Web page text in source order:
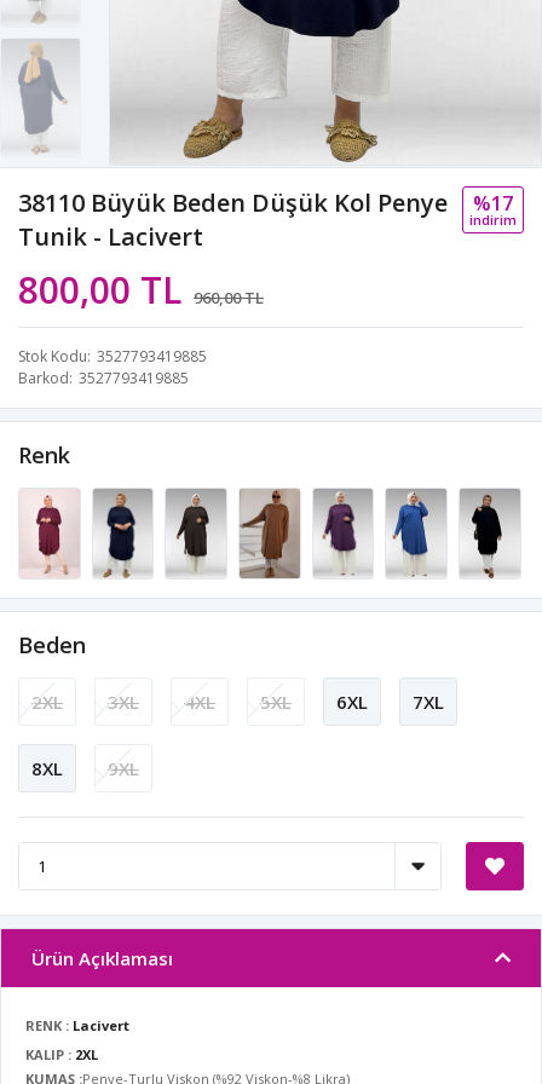
38110 Büyük Beden Düşük Kol Penye
Tunik - Lacivert
800,00 TL 960,00 TL
%17
i̇ndi̇ri̇m
Stok Kodu 3527793419885
Barkod 3527793419885
Renk
Beden
2XL 3XL 4XL 5XL 6XL 7XL
8XL 9XL
Ürün Açıklaması
RENK : Lacivert
KALIP : 2XL
KUMAŞ :Penye-Turlu Viskon (%92 Viskon-%8 Likra)